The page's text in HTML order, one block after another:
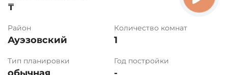
₸
Район
Ауэзовский
Количество комнат
1
Тип планировки Год постройки